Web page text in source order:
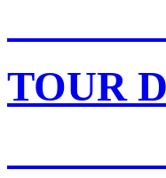
TOUR